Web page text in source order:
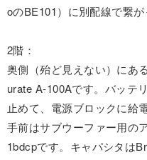
oのBE101）に別配線で繋が
2階：
奥側（殆ど見えない）にあ
urate A-100Aです。バッテ
止めて、電源ブロックに給
手前はサブウーファー用の
1bdcpです。キャパシタは